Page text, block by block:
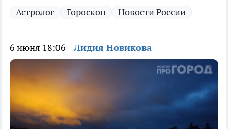
Астролог Гороскоп Новости России
6 июня 18:06 Лидия Новикова